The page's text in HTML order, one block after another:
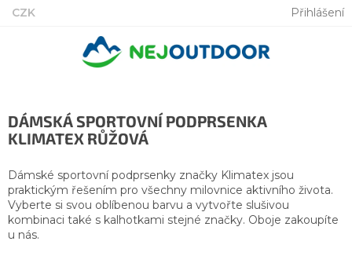
Přejít
CZK Přihlášení
DÁMSKÁ SPORTOVNÍ PODPRSENKA
KLIMATEX RŮŽOVÁ
Dámské sportovní podprsenky značky Klimatex jsou
praktickým řešením pro všechny milovnice aktivního života.
Vyberte si svou oblíbenou barvu a vytvořte slušivou
kombinaci také s kalhotkami stejné značky. Oboje zakoupíte
u nás.